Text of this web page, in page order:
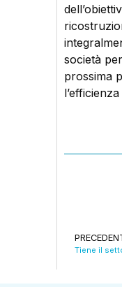
società
prossima